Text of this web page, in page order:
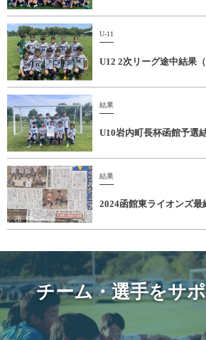
U-11
U12 2次リーグ途中結果（
結果
U10岩内町長杯函館予選
結果
2024函館東ライオンズ最
チーム・選手をサ